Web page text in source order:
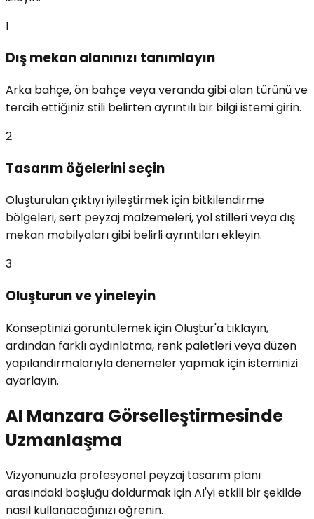
1
Dış mekan alanınızı tanımlayın
Arka bahçe, ön bahçe veya veranda gibi alan türünü ve
tercih ettiğiniz stili belirten ayrıntılı bir bilgi istemi girin.
2
Tasarım öğelerini seçin
Oluşturulan çıktıyı iyileştirmek için bitkilendirme
bölgeleri, sert peyzaj malzemeleri, yol stilleri veya dış
mekan mobilyaları gibi belirli ayrıntıları ekleyin.
3
Oluşturun ve yineleyin
Konseptinizi görüntülemek için Oluştur'a tıklayın,
ardından farklı aydınlatma, renk paletleri veya düzen
yapılandırmalarıyla denemeler yapmak için isteminizi
ayarlayın.
AI Manzara Görselleştirmesinde
Uzmanlaşma
Vizyonunuzla profesyonel peyzaj tasarım planı
arasındaki boşluğu doldurmak için AI'yi etkili bir şekilde
nasıl kullanacağınızı öğrenin.